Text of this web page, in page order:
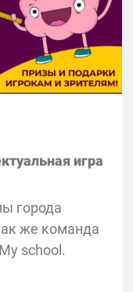
игра
города
же команда
school.